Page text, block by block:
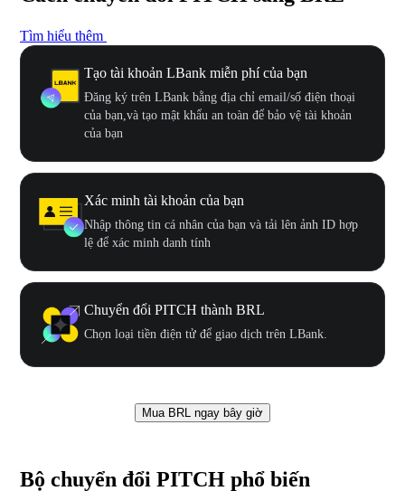
Tìm hiểu thêm
Tạo tài khoản LBank miễn phí của bạn
Đăng ký trên LBank bằng địa chỉ email/số điện thoại
của bạn,và tạo mật khẩu an toàn để bảo vệ tài khoản
của bạn
Xác minh tài khoản của bạn
Nhập thông tin cá nhân của bạn và tải lên ảnh ID hợp
lệ để xác minh danh tính
Chuyển đổi PITCH thành BRL
Chọn loại tiền điện tử để giao dịch trên LBank.
Mua BRL ngay bây giờ
Bộ chuyển đổi PITCH phổ biến